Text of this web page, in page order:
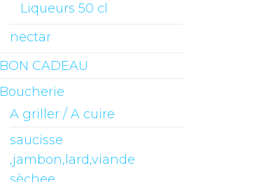
Liqueurs 50 cl
nectar
BON CADEAU
Boucherie
A griller / A cuire
saucisse
,jambon,lard,viande